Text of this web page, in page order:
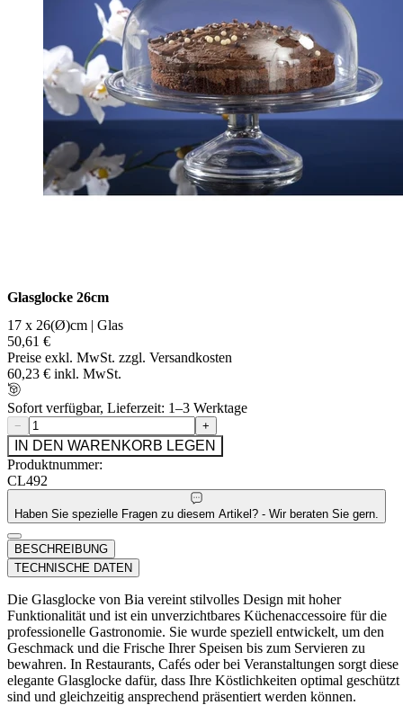
Glasglocke 26cm
17 x 26(Ø)cm | Glas
50,61 €
Preise exkl. MwSt. zzgl. Versandkosten
60,23 € inkl. MwSt.
Sofort verfügbar, Lieferzeit: 1–3 Werktage
− +
IN DEN WARENKORB LEGEN
Produktnummer:
CL492
Haben Sie spezielle Fragen zu diesem Artikel? - Wir beraten Sie gern.
BESCHREIBUNG
TECHNISCHE DATEN
Die Glasglocke von Bia vereint stilvolles Design mit hoher
Funktionalität und ist ein unverzichtbares Küchenaccessoire für die
professionelle Gastronomie. Sie wurde speziell entwickelt, um den
Geschmack und die Frische Ihrer Speisen bis zum Servieren zu
bewahren. In Restaurants, Cafés oder bei Veranstaltungen sorgt diese
elegante Glasglocke dafür, dass Ihre Köstlichkeiten optimal geschützt
sind und gleichzeitig ansprechend präsentiert werden können.